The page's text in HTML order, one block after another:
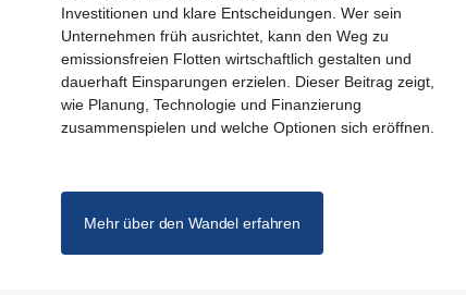
Investitionen und klare Entscheidungen. Wer sein
Unternehmen früh ausrichtet, kann den Weg zu
emissionsfreien Flotten wirtschaftlich gestalten und
dauerhaft Einsparungen erzielen. Dieser Beitrag zeigt,
wie Planung, Technologie und Finanzierung
zusammenspielen und welche Optionen sich eröffnen.
Mehr über den Wandel erfahren